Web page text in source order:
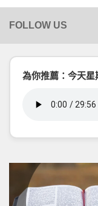
為你推薦：今天星